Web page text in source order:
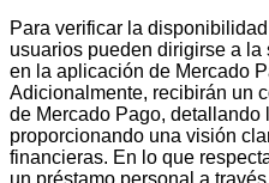
Para verificar la
usuarios pueden dirigirse a la
en la aplicación de Mercado
Adicionalmente, recibirán un
de Mercado Pago,
proporcionando una visión
financieras. En lo que